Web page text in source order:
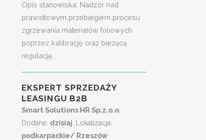
Opis stanowiska: Nadzór nad
prawidłowym przebiegiem procesu
zgrzewania materiałów foliowych
poprzez kalibrację oraz bieżącą
regulację...
EKSPERT SPRZEDAŻY
LEASINGU B2B
Smart Solutions HR Sp.z.o.o.
Dodane: dzisiaj , Lokalizacja:
podkarpackie/ Rzeszów